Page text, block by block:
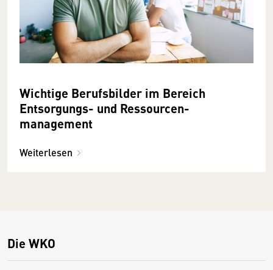
Wichtige Berufsbilder im Bereich
Entsorgungs- und Ressourcen­
management
Weiterlesen
Die WKO